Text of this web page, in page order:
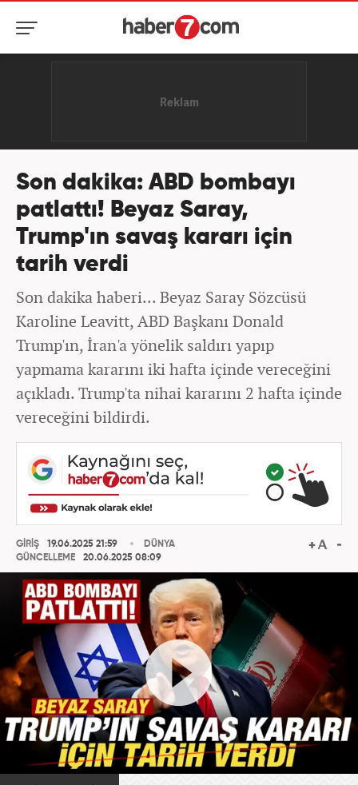
Son dakika: ABD bombayı
patlattı! Beyaz Saray,
Trump'ın savaş kararı için
tarih verdi
Son dakika haberi... Beyaz Saray Sözcüsü
Karoline Leavitt, ABD Başkanı Donald
Trump'ın, İran'a yönelik saldırı yapıp
yapmama kararını iki hafta içinde vereceğini
açıkladı. Trump'ta nihai kararını 2 hafta içinde
vereceğini bildirdi.
GİRİŞ
19.06.2025 21:59
GÜNCELLEME
20.06.2025 08:09
DÜNYA